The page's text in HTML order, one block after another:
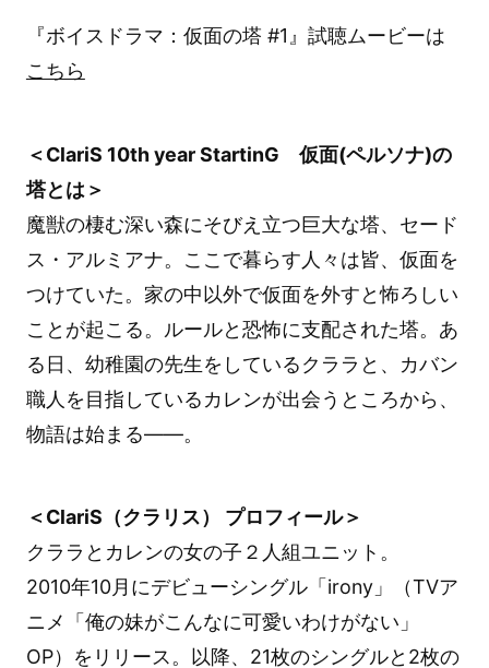
『ボイスドラマ：仮面の塔 #1』試聴ムービーは
こちら
＜ClariS 10th year StartinG 仮面(ペルソナ)の
塔とは＞
魔獣の棲む深い森にそびえ立つ巨大な塔、セード
ス・アルミアナ。ここで暮らす人々は皆、仮面を
つけていた。家の中以外で仮面を外すと怖ろしい
ことが起こる。ルールと恐怖に支配された塔。あ
る日、幼稚園の先生をしているクララと、カバン
職人を目指しているカレンが出会うところから、
物語は始まる――。
＜ClariS（クラリス） プロフィール＞
クララとカレンの女の子２人組ユニット。
2010年10月にデビューシングル「irony」（TVア
ニメ「俺の妹がこんなに可愛いわけがない」
OP）をリリース。以降、21枚のシングルと2枚の